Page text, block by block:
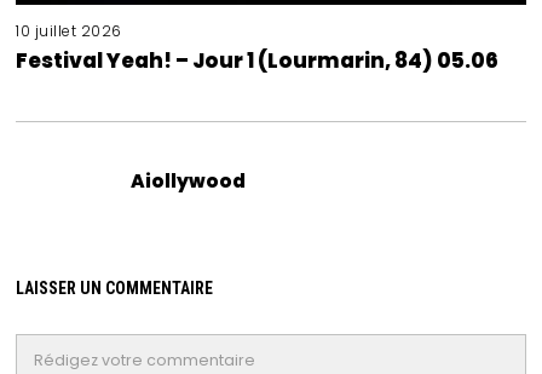
10 juillet 2026
Festival Yeah! – Jour 1 (Lourmarin, 84) 05.06
Aiollywood
LAISSER UN COMMENTAIRE